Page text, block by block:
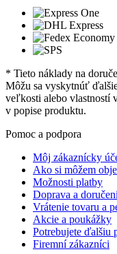
* Tieto náklady na
Môžu sa vyskytnúť
veľkosti alebo vlastností
v popise produktu.
Pomoc a podpora
Môj zákaznícky
Ako si môžem
Možnosti platby
Doprava a
Vrátenie tovaru a
Akcie a poukážky
Potrebujete ďalšiu
Firemní zákazníci